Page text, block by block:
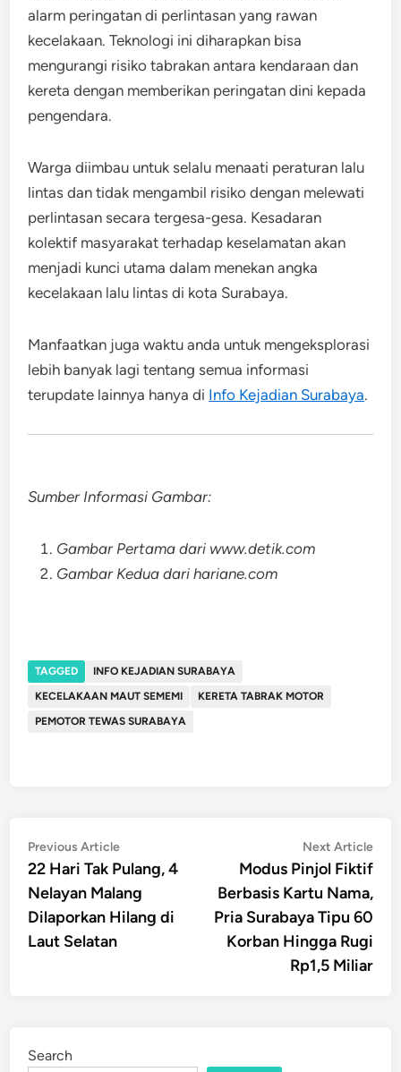
alarm peringatan di perlintasan yang rawan
kecelakaan. Teknologi ini diharapkan bisa
mengurangi risiko tabrakan antara kendaraan dan
kereta dengan memberikan peringatan dini kepada
pengendara.
Warga diimbau untuk selalu menaati peraturan lalu
lintas dan tidak mengambil risiko dengan melewati
perlintasan secara tergesa-gesa. Kesadaran
kolektif masyarakat terhadap keselamatan akan
menjadi kunci utama dalam menekan angka
kecelakaan lalu lintas di kota Surabaya.
Manfaatkan juga waktu anda untuk mengeksplorasi
lebih banyak lagi tentang semua informasi
terupdate lainnya hanya di Info Kejadian Surabaya.
Sumber Informasi Gambar:
Gambar Pertama dari www.detik.com
Gambar Kedua dari hariane.com
TAGGED
INFO KEJADIAN SURABAYA
KECELAKAAN MAUT SEMEMI
KERETA TABRAK MOTOR
PEMOTOR TEWAS SURABAYA
Post
navigation
Previous ArticlePrevious
article:
22 Hari Tak Pulang, 4
Nelayan Malang
Dilaporkan Hilang di
Laut Selatan
Next Article
Modus Pinjol Fiktif
Berbasis Kartu Nama,
Pria Surabaya Tipu 60
Korban Hingga Rugi
Rp1,5 Miliar
Search